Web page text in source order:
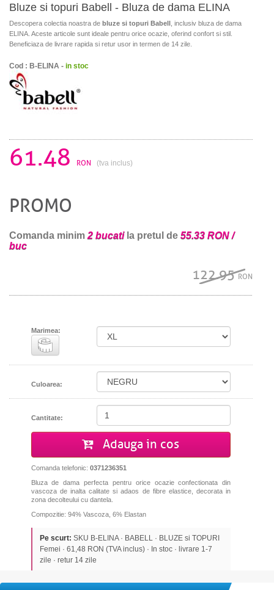
Bluze si topuri Babell - Bluza de dama ELINA
Descopera colectia noastra de bluze si topuri Babell , inclusiv bluza de dama
ELINA. Aceste articole sunt ideale pentru orice ocazie, oferind confort si stil.
Beneficiaza de livrare rapida si retur usor in termen de 14 zile.
Cod : B-ELINA - in stoc
61.48 RON (tva inclus)
PROMO
Comanda minim 2 bucatila pretul de 55.33 RON /
buc
122.95RON
Marimea:
Culoarea:
Cantitate:
Adauga in cos
Comanda telefonic: 0371236351
Bluza de dama perfecta pentru orice ocazie confectionata din
vascoza de inalta calitate si adaos de fibre elastice, decorata in
zona decolteului cu dantela.
Compozitie: 94% Vascoza, 6% Elastan
Pe scurt: SKU B-ELINA · BABELL · BLUZE si TOPURI
Femei · 61,48 RON (TVA inclus) · In stoc · livrare 1-7
zile · retur 14 zile